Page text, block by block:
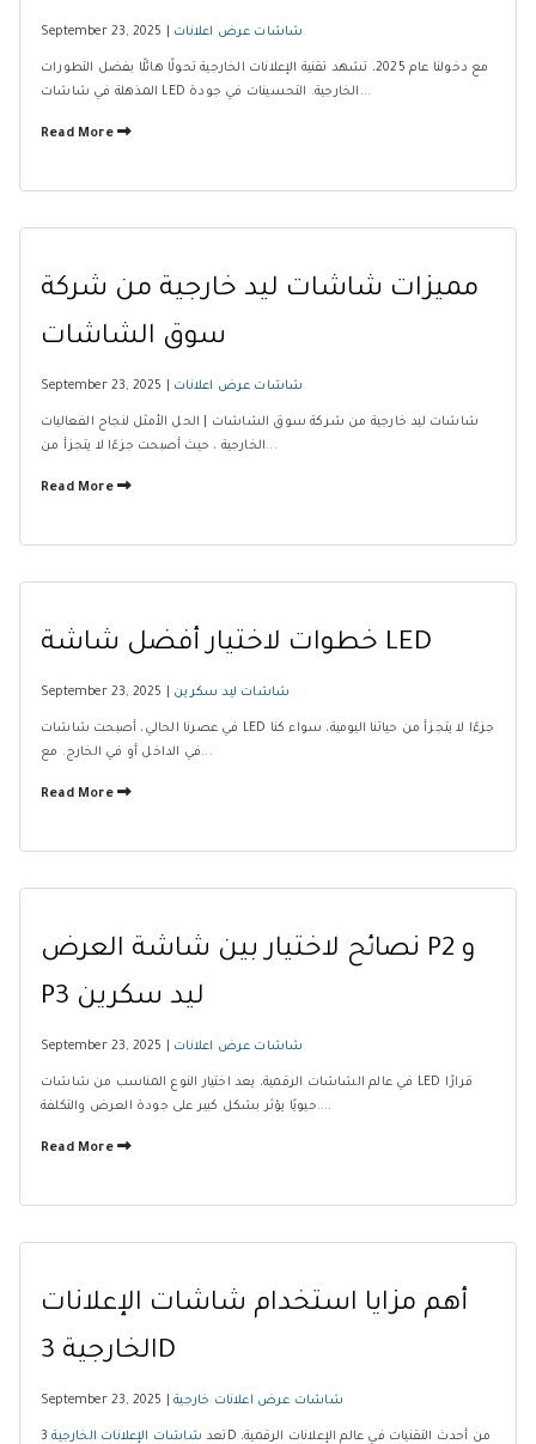
September 23, 2025 | شاشات عرض اعلانات
مع دخولنا عام 2025، تشهد تقنية الإعلانات الخارجية تحولًا هائلًا بفضل التطورات
المذهلة في شاشات LED الخارجية. التحسينات في جودة...
Read More
مميزات شاشات ليد خارجية من شركة
سوق الشاشات
September 23, 2025 | شاشات عرض اعلانات
شاشات ليد خارجية من شركة سوق الشاشات | الحل الأمثل لنجاح الفعاليات
الخارجية ، حيث أصبحت جزءًا لا يتجزأ من...
Read More
خطوات لاختيار أفضل شاشة LED
September 23, 2025 | شاشات ليد سكرين
في عصرنا الحالي، أصبحت شاشات LED جزءًا لا يتجزأ من حياتنا اليومية، سواء كنا
في الداخل أو في الخارج. مع...
Read More
نصائح لاختيار بين شاشة العرض P2 و
P3 ليد سكرين
September 23, 2025 | شاشات عرض اعلانات
في عالم الشاشات الرقمية، يعد اختيار النوع المناسب من شاشات LED قرارًا
حيويًا يؤثر بشكل كبير على جودة العرض والتكلفة....
Read More
أهم مزايا استخدام شاشات الإعلانات
الخارجية 3D
September 23, 2025 |شاشات عرض اعلانات خارجية
تعد شاشات الإعلانات الخارجية 3D من أحدث التقنيات في عالم الإعلانات الرقمية،